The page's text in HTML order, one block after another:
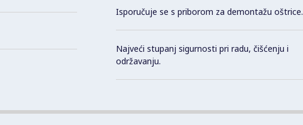
Isporučuje se s priborom za demontažu oštrice.
Najveći stupanj sigurnosti pri radu, čišćenju i
održavanju.